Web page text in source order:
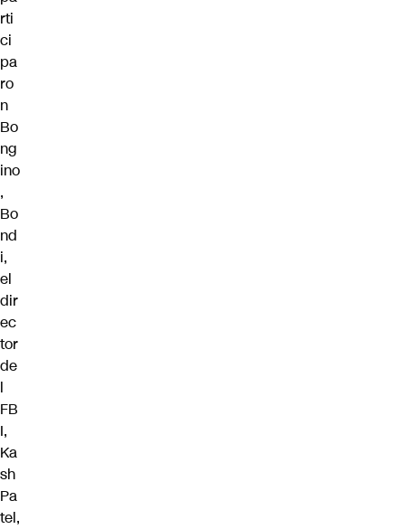
rti
ci
pa
ro
n
Bo
ng
ino
,
Bo
nd
i,
el
dir
ec
tor
de
l
FB
I,
Ka
sh
Pa
tel,